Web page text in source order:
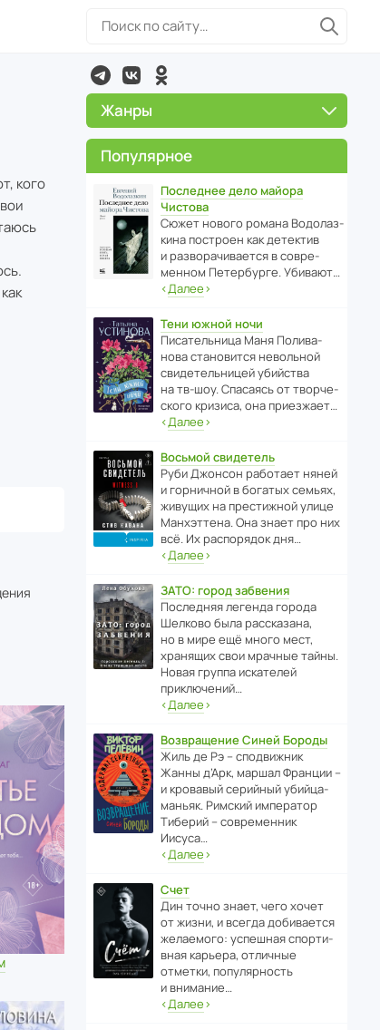
кого
Жанры
Популярное
Последнее дело майора
Чистова
Сюжет нового романа Водо­ла­з­
кина пост­роен как дете­ктив
и разво­ра­чи­ва­ется в совре­
менном Пете­р­бурге. Убивают…
‹Далее›
Тени южной ночи
Писа­тель­ница Маня Поли­ва­
нова стано­вится невольной
свиде­тель­ницей убийства
на тв-шоу. Спасаясь от твор­че­
с­кого кризиса, она приезжает…
‹Далее›
Восьмой свидетель
Руби Джонсон рабо­тает няней
и горни­чной в богатых семьях,
живущих на прес­ти­жной улице
Манх­эт­тена. Она знает про них
всё. Их распо­рядок дня…
‹Далее›
ЗАТО: город забвения
После­дняя легенда города
Шелково была расска­зана,
но в мире ещё много мест,
хранящих свои мрачные тайны.
Новая группа иска­телей
приключений…
‹Далее›
Возвращение Синей Бороды
Жиль де Рэ – спод­ви­жник
Жанны д’Арк, маршал Франции –
и кровавый серийный убийца-
маньяк. Римский импе­ратор
Тиберий – совре­менник
Иисуса…
‹Далее›
Счет
Дин точно знает, чего хочет
от жизни, и всегда доби­ва­ется
жела­е­мого: успе­шная спор­ти­
вная карьера, отли­чные
отметки, попу­ля­р­ность
и внимание…
‹Далее›